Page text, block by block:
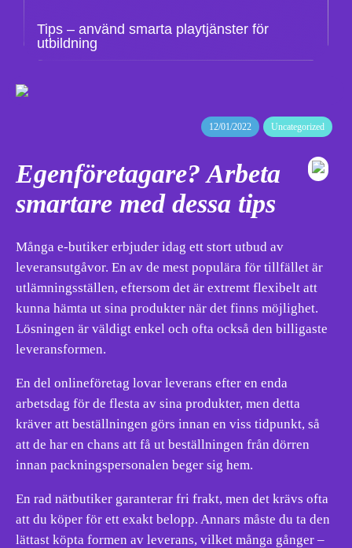
Tips – använd smarta playtjänster för
utbildning
12/01/2022 Uncategorized
Egenföretagare? Arbeta
smartare med dessa tips
Många e-butiker erbjuder idag ett stort utbud av
leveransutgåvor. En av de mest populära för tillfället är
utlämningsställen, eftersom det är extremt flexibelt att
kunna hämta ut sina produkter när det finns möjlighet.
Lösningen är väldigt enkel och ofta också den billigaste
leveransformen.
En del onlineföretag lovar leverans efter en enda
arbetsdag för de flesta av sina produkter, men detta
kräver att beställningen görs innan en viss tidpunkt, så
att de har en chans att få ut beställningen från dörren
innan packningspersonalen beger sig hem.
En rad nätbutiker garanterar fri frakt, men det krävs ofta
att du köper för ett exakt belopp. Annars måste du ta den
lättast köpta formen av leverans, vilket många gånger –